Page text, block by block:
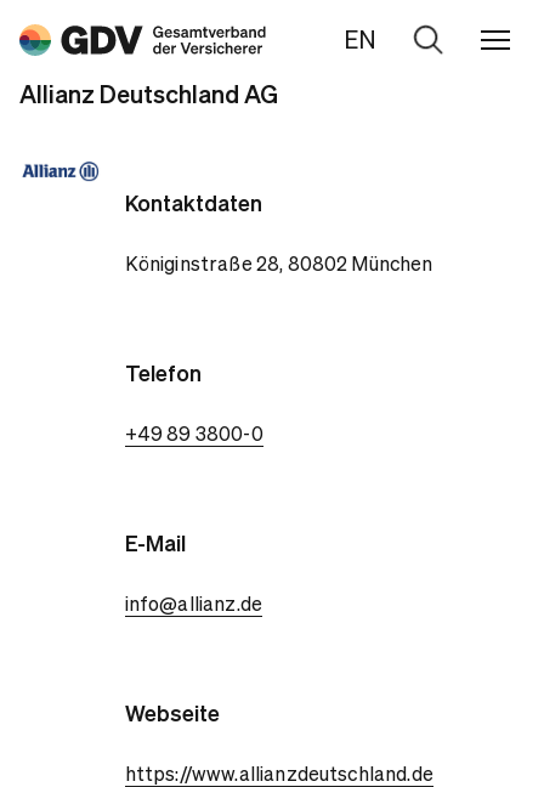
EN
Zur
Allianz Deutschland AG
Kontaktdaten
Königinstraße 28, 80802 München
Telefon
+49 89 3800-0
E-Mail
info@allianz.de
Webseite
https://www.allianzdeutschland.de